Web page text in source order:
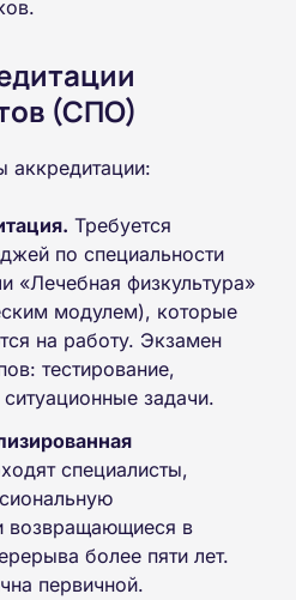
(СПО)
аккредитации:
Требуется
по специальности
«Лечебная физкультура»
модулем), которые
на работу. Экзамен
тестирование,
задачи.
специалисты,
возвращающиеся в
более пяти лет.
первичной.